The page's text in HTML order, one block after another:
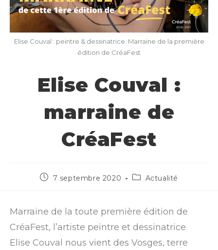
Elise Couval : peintre & dessinatrice. Marraine de la première
édition de CréaFest
Elise Couval :
marraine de
CréaFest
7 septembre 2020 Actualité
Marraine de la toute première édition de
CréaFest, l’artiste peintre et dessinatrice
Elise Couval nous vient des Vosges, terre